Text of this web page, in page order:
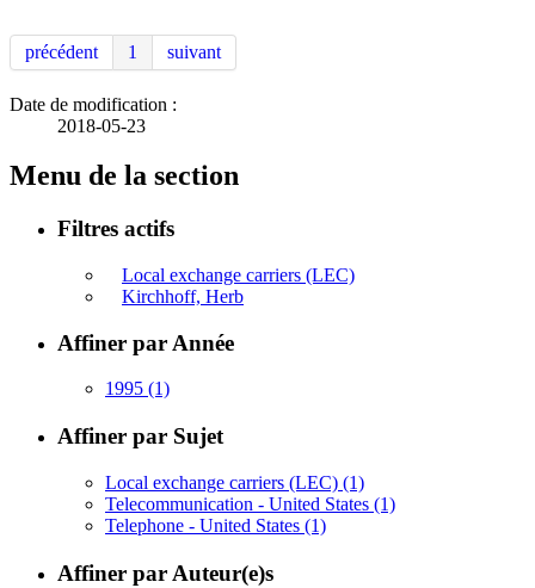
précédent 1 suivant
Date de modification :
2018-05-23
Menu de la section
Filtres actifs
Local exchange carriers (LEC)
Kirchhoff, Herb
Affiner par Année
1995 (1)
Affiner par Sujet
Local exchange carriers (LEC) (1)
Telecommunication - United States (1)
Telephone - United States (1)
Affiner par Auteur(e)s